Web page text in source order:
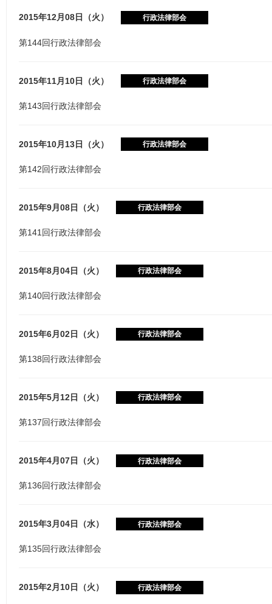
2015年12月08日（火） 行政法律部会
第144回行政法律部会
2015年11月10日（火） 行政法律部会
第143回行政法律部会
2015年10月13日（火） 行政法律部会
第142回行政法律部会
2015年9月08日（火） 行政法律部会
第141回行政法律部会
2015年8月04日（火） 行政法律部会
第140回行政法律部会
2015年6月02日（火） 行政法律部会
第138回行政法律部会
2015年5月12日（火） 行政法律部会
第137回行政法律部会
2015年4月07日（火） 行政法律部会
第136回行政法律部会
2015年3月04日（水） 行政法律部会
第135回行政法律部会
2015年2月10日（火） 行政法律部会